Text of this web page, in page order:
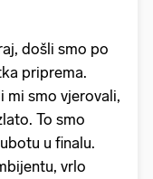
došli smo po
priprema.
mi smo vjerovali,
To smo
u finalu.
vrlo